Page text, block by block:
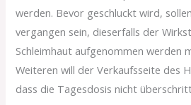
werden. Bevor geschluckt wird,
vergangen sein, dieserfalls der
Schleimhaut aufgenommen werden
Weiteren will der Verkaufsseite des
dass die Tagesdosis nicht